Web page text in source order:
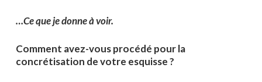
…Ce que je donne à voir.
Comment avez-vous procédé pour la
concrétisation de votre esquisse ?